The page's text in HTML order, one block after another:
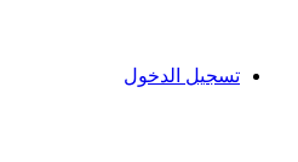
تسجيل الدخول